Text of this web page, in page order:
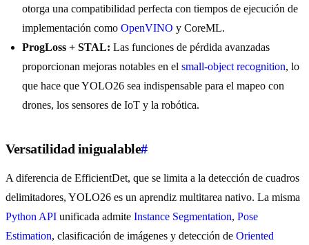
otorga una compatibilidad perfecta con tiempos de ejecución de
implementación como OpenVINO y CoreML.
ProgLoss + STAL: Las funciones de pérdida avanzadas
proporcionan mejoras notables en el small-object recognition, lo
que hace que YOLO26 sea indispensable para el mapeo con
drones, los sensores de IoT y la robótica.
Versatilidad inigualable#
A diferencia de EfficientDet, que se limita a la detección de cuadros
delimitadores, YOLO26 es un aprendiz multitarea nativo. La misma
Python API unificada admite Instance Segmentation, Pose
Estimation, clasificación de imágenes y detección de Oriented